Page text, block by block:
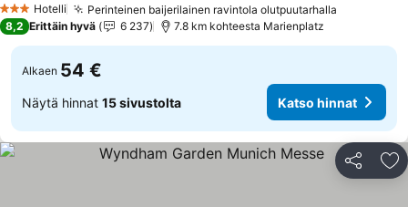
3 Tähtiluokitus
Hotelli Perinteinen baijerilainen ravintola olutpuutarhalla
8,2 Erittäin hyvä 6 237 7.8 km kohteesta Marienplatz
Alkaen 54 €
Näytä hinnat 15 sivustolta Katso hinnat
Jaa